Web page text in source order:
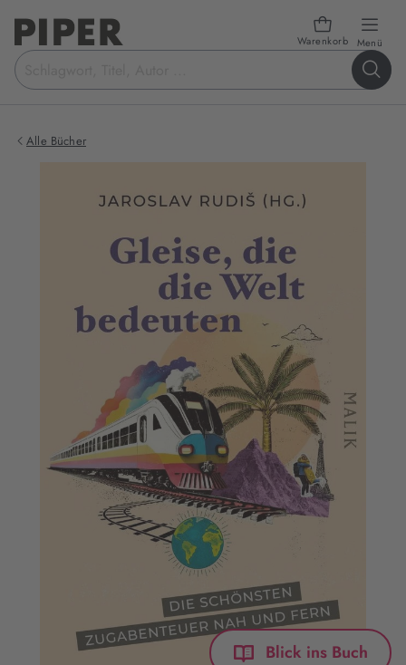
Warenkorb Menü
Suchbegriff
eingeben
Alle Bücher
Blick ins Buch
Produktbilder